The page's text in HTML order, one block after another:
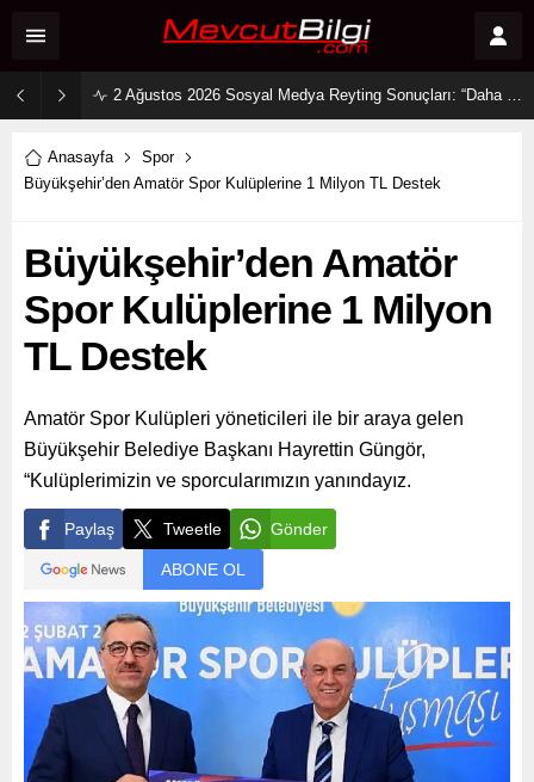
2 Ağustos 2026 Sosyal Medya Reyting Sonuçları: “Daha 17” Ekranlara Ambargo Koydu!
Anasayfa
Spor
Büyükşehir’den Amatör Spor Kulüplerine 1 Milyon TL Destek
Büyükşehir’den Amatör
Spor Kulüplerine 1 Milyon
TL Destek
Amatör Spor Kulüpleri yöneticileri ile bir araya gelen
Büyükşehir Belediye Başkanı Hayrettin Güngör,
“Kulüplerimizin ve sporcularımızın yanındayız.
Paylaş Tweetle Gönder
ABONE OL